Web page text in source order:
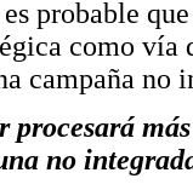
probable
como vía
campaña no
procesará
no